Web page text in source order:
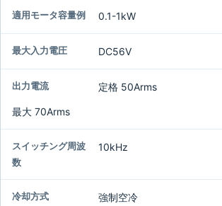
0.1-1kW
DC56V
定格 50Arms
最大 70Arms
10kHz
強制空冷